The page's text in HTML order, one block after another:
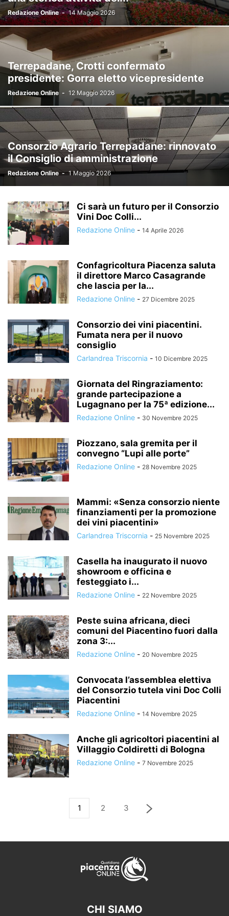
SCUOLA & UNIVERSITÀ SINDACATI SPORT TECNOLOGIA
TRASPORTO TURISMO & VIAGGI VIDEO
Redazione Online - 14 Maggio 2026
Terrepadane, Crotti confermato
presidente: Gorra eletto vicepresidente
Redazione Online - 12 Maggio 2026
Consorzio Agrario Terrepadane: rinnovato
il Consiglio di amministrazione
Redazione Online - 1 Maggio 2026
Ci sarà un futuro per il Consorzio
Vini Doc Colli...
Redazione Online - 14 Aprile 2026
Confagricoltura Piacenza saluta
il direttore Marco Casagrande
che lascia per la...
Redazione Online - 27 Dicembre 2025
Consorzio dei vini piacentini.
Fumata nera per il nuovo
consiglio
Carlandrea Triscornia - 10 Dicembre 2025
Giornata del Ringraziamento:
grande partecipazione a
Lugagnano per la 75ª edizione...
Redazione Online - 30 Novembre 2025
Piozzano, sala gremita per il
convegno “Lupi alle porte”
Redazione Online - 28 Novembre 2025
Mammi: «Senza consorzio niente
finanziamenti per la promozione
dei vini piacentini»
Carlandrea Triscornia - 25 Novembre 2025
Casella ha inaugurato il nuovo
showroom e officina e
festeggiato i...
Redazione Online - 22 Novembre 2025
Peste suina africana, dieci
comuni del Piacentino fuori dalla
zona 3:...
Redazione Online - 20 Novembre 2025
Convocata l’assemblea elettiva
del Consorzio tutela vini Doc Colli
Piacentini
Redazione Online - 14 Novembre 2025
Anche gli agricoltori piacentini al
Villaggio Coldiretti di Bologna
Redazione Online - 7 Novembre 2025
1 2 3
CHI SIAMO